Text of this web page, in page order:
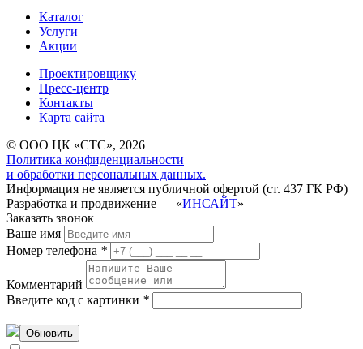
Каталог
Услуги
Акции
Проектировщику
Пресс-центр
Контакты
Карта сайта
© ООО ЦК «СТС», 2026
Политика конфиденциальности
и обработки персональных данных.
Информация не является публичной офертой (ст. 437 ГК РФ)
Разработка и продвижение — «ИНСАЙТ»
Заказать звонок
Ваше имя
Номер телефона *
Комментарий
Введите код с картинки *
Обновить